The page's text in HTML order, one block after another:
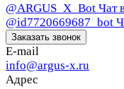
@ARGUS_X_Bot Чат
@id7720669687_bot
Заказать звонок
E-mail
info@argus-x.ru
Адрес